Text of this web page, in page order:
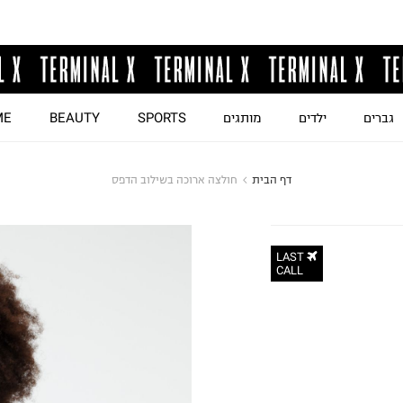
גברים ילדים מותגים SPORTS
BEAUTY
דף הבית חולצה ארוכה בשילוב הדפס
LAST
CALL